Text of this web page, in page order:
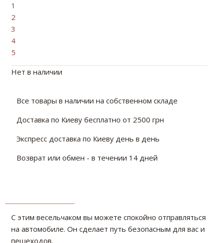
1
2
3
4
5
Нет в наличии
Все товары в наличии на собственном складе
Доставка по Киеву бесплатно от 2500 грн
Экспресс доставка по Киеву день в день
Возврат или обмен - в течении 14 дней
С этим весельчаком вы можете спокойно отправляться
на автомобиле. Он сделает путь безопасным для вас и
пешеходов.